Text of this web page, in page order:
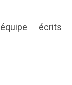
équipe écrits